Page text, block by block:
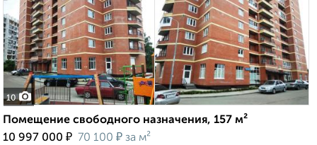
10
Помещение свободного назначения, 157 м²
10 997 000 ₽ 70 100 ₽ за м²